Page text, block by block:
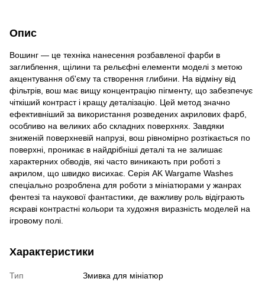
Опис
Вошинг — це техніка нанесення розбавленої фарби в
заглиблення, щілини та рельєфні елементи моделі з метою
акцентування об'єму та створення глибини. На відміну від
фільтрів, вош має вищу концентрацію пігменту, що забезпечує
чіткіший контраст і кращу деталізацію. Цей метод значно
ефективніший за використання розведених акрилових фарб,
особливо на великих або складних поверхнях. Завдяки
зниженій поверхневій напрузі, вош рівномірно розтікається по
поверхні, проникає в найдрібніші деталі та не залишає
характерних обводів, які часто виникають при роботі з
акрилом, що швидко висихає. Серія AK Wargame Washes
спеціально розроблена для роботи з мініатюрами у жанрах
фентезі та наукової фантастики, де важливу роль відіграють
яскраві контрастні кольори та художня виразність моделей на
ігровому полі.
Характеристики
Тип Змивка для мініатюр